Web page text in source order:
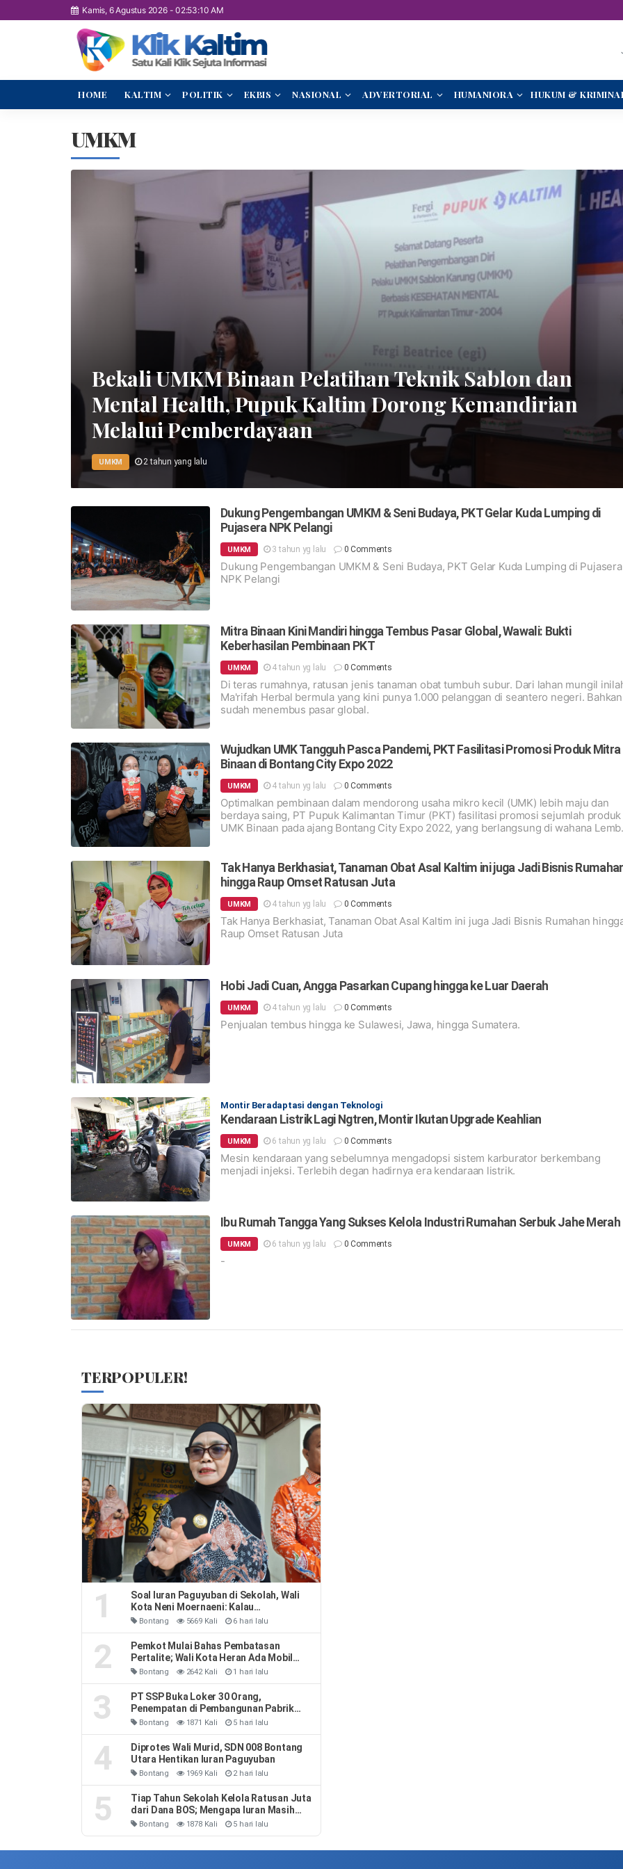
Kamis, 6 Agustus 2026-02:53:10 AM
HOME KALTIM POLITIK EKBIS NASIONAL ADVERTORIAL HUMANIORA HUKUM &
UMKM
Bekali UMKM Binaan Pelatihan Teknik Sablon dan
Mental Health, Pupuk Kaltim Dorong Kemandirian
Melalui Pemberdayaan
UMKM 2 tahun yang lalu
Dukung Pengembangan UMKM & Seni Budaya, PKT Gelar Kuda Lumping di
Pujasera NPK Pelangi
UMKM 3 tahun yg lalu 0 Comments
Dukung Pengembangan UMKM & Seni Budaya, PKT Gelar Kuda Lumping di Pujasera
NPK Pelangi
Mitra Binaan Kini Mandiri hingga Tembus Pasar Global, Wawali: Bukti
Keberhasilan Pembinaan PKT
UMKM 4 tahun yg lalu 0 Comments
Di teras rumahnya, ratusan jenis tanaman obat tumbuh subur. Dari lahan mungil
Ma'rifah Herbal bermula yang kini punya 1.000 pelanggan di seantero negeri. Bahkan
sudah menembus pasar global.
Wujudkan UMK Tangguh Pasca Pandemi, PKT Fasilitasi Promosi Produk Mitra
Binaan di Bontang City Expo 2022
UMKM 4 tahun yg lalu 0 Comments
Optimalkan pembinaan dalam mendorong usaha mikro kecil (UMK) lebih maju dan
berdaya saing, PT Pupuk Kalimantan Timur (PKT) fasilitasi promosi sejumlah produk
UMK Binaan pada ajang Bontang City Expo 2022, yang berlangsung di wahana
Tak Hanya Berkhasiat, Tanaman Obat Asal Kaltim ini juga Jadi Bisnis
hingga Raup Omset Ratusan Juta
UMKM 4 tahun yg lalu 0 Comments
Tak Hanya Berkhasiat, Tanaman Obat Asal Kaltim ini juga Jadi Bisnis Rumahan
Raup Omset Ratusan Juta
Hobi Jadi Cuan, Angga Pasarkan Cupang hingga ke Luar Daerah
UMKM 4 tahun yg lalu 0 Comments
Penjualan tembus hingga ke Sulawesi, Jawa, hingga Sumatera.
Montir Beradaptasi dengan Teknologi
Kendaraan Listrik Lagi Ngtren, Montir Ikutan Upgrade Keahlian
UMKM 6 tahun yg lalu 0 Comments
Mesin kendaraan yang sebelumnya mengadopsi sistem karburator berkembang
menjadi injeksi. Terlebih degan hadirnya era kendaraan listrik.
Ibu Rumah Tangga Yang Sukses Kelola Industri Rumahan Serbuk Jahe Merah
UMKM 6 tahun yg lalu 0 Comments
-
TERPOPULER!
1
Soal Iuran Paguyuban di Sekolah, Wali
Kota Neni Moernaeni: Kalau
Kesepakatan Orang Tua Jangan Ribut-
Ribut
Bontang 5669 Kali 6 hari lalu
2
Pemkot Mulai Bahas Pembatasan
Pertalite; Wali Kota Heran Ada Mobil
Habiskan 40 Liter Sehari
Bontang 2642 Kali 1 hari lalu
3
PT SSP Buka Loker 30 Orang,
Penempatan di Pembangunan Pabrik
Soda Ash
Bontang 1871 Kali 5 hari lalu
4
Diprotes Wali Murid, SDN 008 Bontang
Utara Hentikan Iuran Paguyuban
Bontang 1969 Kali 2 hari lalu
5
Tiap Tahun Sekolah Kelola Ratusan Juta
dari Dana BOS; Mengapa Iuran Masih
Ada
Bontang 1878 Kali 5 hari lalu